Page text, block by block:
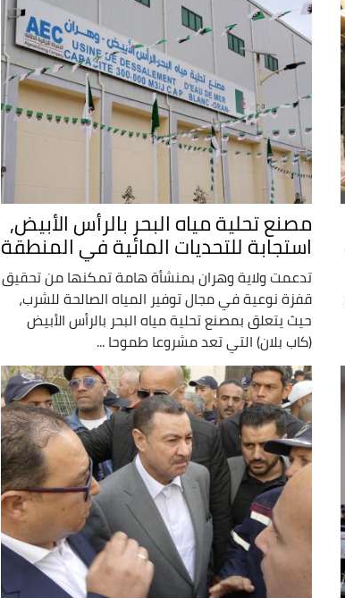
مصنع تحلية مياه البحر بالرأس الأبيض,
استجابة للتحديات المائية في المنطقة
تدعمت ولاية وهران بمنشأة هامة تمكنها من تحقيق
قفزة نوعية في مجال توفير المياه الصالحة للشرب،
حيث يتعلق بمصنع تحلية مياه البحر بالرأس الأبيض
(كاب بلان) التي تعد مشروعا طموحا ...